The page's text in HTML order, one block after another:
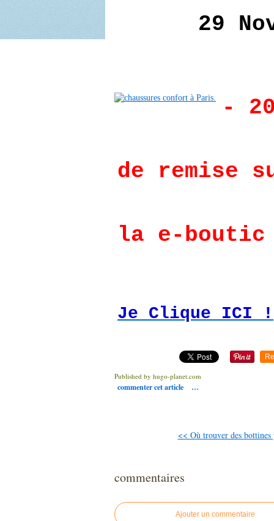
29
-
de remise
la e-boutic
Je Clique ICI !
Published by hugo-planet.com
commenter cet article …
<< Où trouver des bottines
commentaires
Ajouter un commentaire